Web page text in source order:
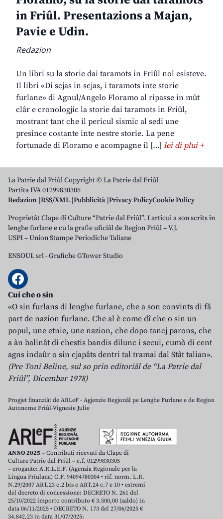
in Friûl. Presentazions a Majan,
Pavie e Udin.
Redazion
Un libri su la storie dai taramots in Friûl nol esisteve.
Il libri «Di scjas in scjas, i taramots inte storie
furlane» di Agnul/Angelo Floramo al ripasse in mût
clâr e cronologjic la storie dai taramots in Friûl,
mostrant tant che il pericul sismic al sedi une
presince costante inte nestre storie. La pene
fortunade di Floramo e acompagne il […] lei di plui +
La Patrie dal Friûl Copyright © La Patrie dal Friûl
Partita IVA 01299830305
Redazion RSS/XML Pubblicità Privacy PolicyCookie Policy
Proprietât Clape di Culture “Patrie dal Friûl”. I articui a son scrits in
lenghe furlane e cu la grafie uficiâl de Regjon Friûl – V.J.
USPI – Union Stampe Periodiche Taliane
ENSOUL srl-Grafiche GTower Studio
Cui che o sin
«O sin furlans di lenghe furlane, che a son convints di fâ
part de nazion furlane. Che al è come dî che o sin un
popul, une etnie, une nazion, che dopo tancj parons, che
a àn balinât di chestis bandis dilunc i secui, cumò di cent
agns indaûr o sin cjapâts dentri tal tramai dal Stât talian».
(Pre Toni Beline, sul so prin editoriâl de “La Patrie dal
Friûl”, Dicembar 1978)
Progjet finanziât de ARLeF - Agjenzie Regjonâl pe Lenghe Furlane e de Regjon
Autonome Friûl-Vignesie Julie
ANNO 2025 – Contributi ricevuti da Clape di
Culture Patrie dal Friûl – c.f. 01299830305
– erogante: A.R.L.E.F. (Agenzia Regionale per la
Lingua Friulana) C.F. 94094780304 • rif. norm. L.R.
N.29/2007 ART.23 c.2 bis e ART.24 c.7 e 10 • estremi
del decreto di concessione: DECRETO N. 261 del
25/10/2022 importo contributo € 3.500,00 (saldo) in
data 06/11/2025 • DECRETO N. 173 del 27/06/2025 €
34.842,23 in data 31/07/2025;